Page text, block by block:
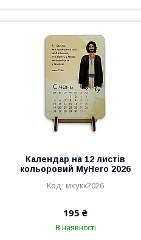
Календар на 12 листів
кольоровий MyHero 2026
мхукк2026
195 ₴
В наявності